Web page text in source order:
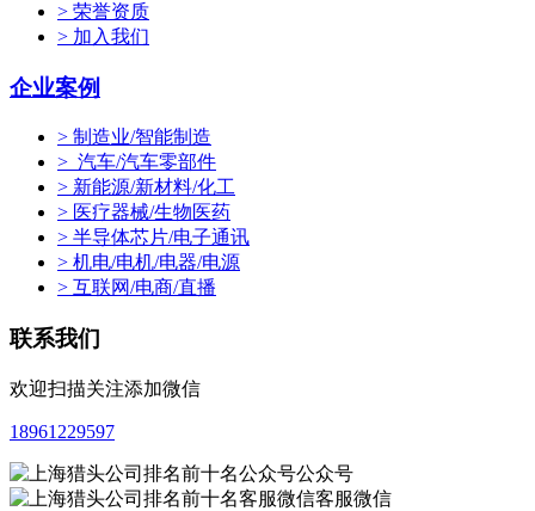
> 荣誉资质
> 加入我们
企业案例
> 制造业/智能制造
> 汽车/汽车零部件
> 新能源/新材料/化工
> 医疗器械/生物医药
> 半导体芯片/电子通讯
> 机电/电机/电器/电源
> 互联网/电商/直播
联系我们
欢迎扫描关注添加微信
18961229597
公众号
客服微信